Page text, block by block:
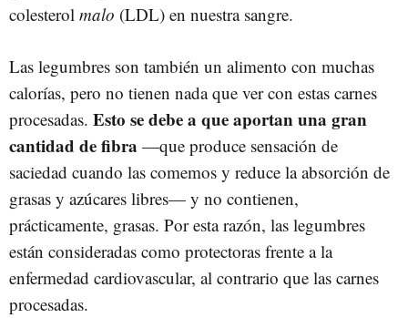
colesterol malo (LDL) en nuestra sangre.
Las legumbres son también un alimento con muchas
calorías, pero no tienen nada que ver con estas carnes
procesadas. Esto se debe a que aportan una gran
cantidad de fibra —que produce sensación de
saciedad cuando las comemos y reduce la absorción de
grasas y azúcares libres— y no contienen,
prácticamente, grasas. Por esta razón, las legumbres
están consideradas como protectoras frente a la
enfermedad cardiovascular, al contrario que las carnes
procesadas.